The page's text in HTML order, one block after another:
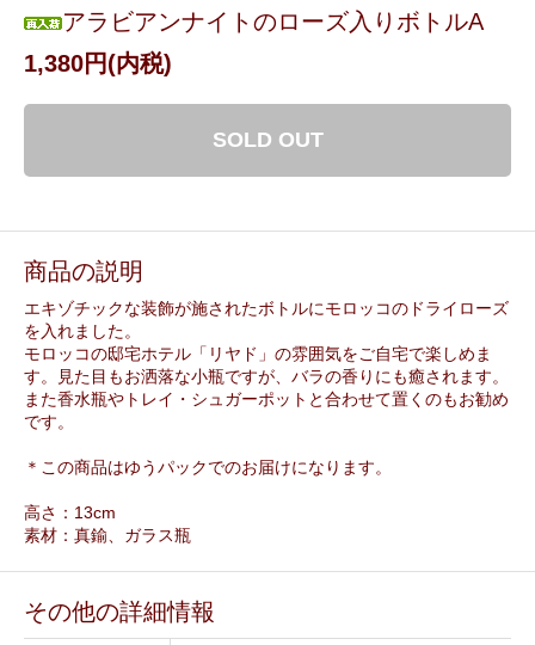
アラビアンナイトのローズ入りボトルA
1,380円(内税)
SOLD OUT
商品の説明
エキゾチックな装飾が施されたボトルにモロッコのドライローズ
を入れました。
モロッコの邸宅ホテル「リヤド」の雰囲気をご自宅で楽しめま
す。見た目もお洒落な小瓶ですが、バラの香りにも癒されます。
また香水瓶やトレイ・シュガーポットと合わせて置くのもお勧め
です。
＊この商品はゆうパックでのお届けになります。
高さ：13cm
素材：真鍮、ガラス瓶
その他の詳細情報